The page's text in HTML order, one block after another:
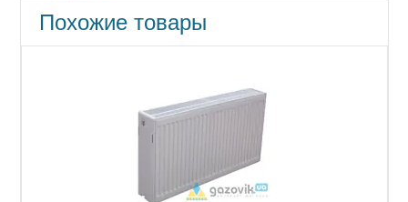
Похожие товары